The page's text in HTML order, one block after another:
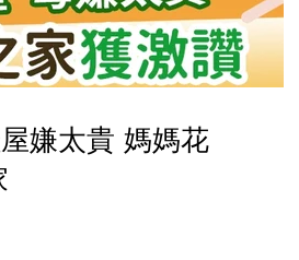
嫌太貴 媽媽花